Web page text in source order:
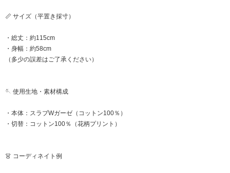
📏 サイズ（平置き採寸）
・総丈：約115cm
・身幅：約58cm
（多少の誤差はご了承ください）
🪡 使用生地・素材構成
・本体：スラブWガーゼ（コットン100％）
・切替：コットン100％（花柄プリント）
👗 コーディネイト例